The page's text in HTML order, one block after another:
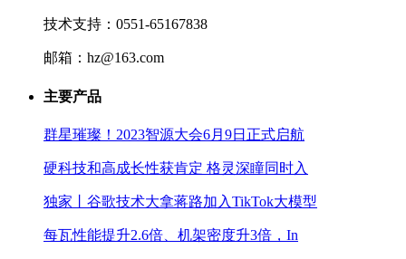
技术支持：0551-65167838
邮箱：hz@163.com
主要产品
群星璀璨！2023智源大会6月9日正式启航
硬科技和高成长性获肯定 格灵深瞳同时入
独家丨谷歌技术大拿蒋路加入TikTok大模型
每瓦性能提升2.6倍、机架密度升3倍，In